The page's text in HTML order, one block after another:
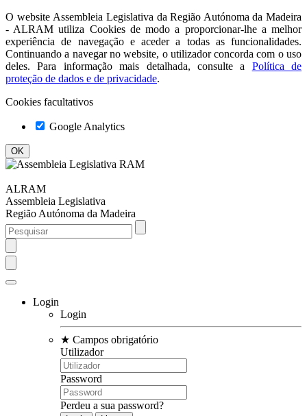
O website Assembleia Legislativa da Região Autónoma da Madeira
- ALRAM utiliza Cookies de modo a proporcionar-lhe a melhor
experiência de navegação e aceder a todas as funcionalidades.
Continuando a navegar no website, o utilizador concorda com o uso
deles. Para informação mais detalhada, consulte a
Política de
proteção de dados e de privacidade.
Cookies facultativos
Google Analytics
ALRAM
Assembleia Legislativa
Região Autónoma da Madeira
Login
Login
★ Campos obrigatório
Utilizador
Password
Perdeu a sua password?